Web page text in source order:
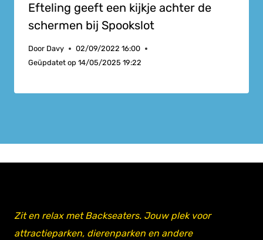
Efteling geeft een kijkje achter de
schermen bij Spookslot
Door Davy
02/09/2022 16:00
Geüpdatet op 14/05/2025 19:22
Zit en relax met Backseaters. Jouw plek voor
attractieparken, dierenparken en andere